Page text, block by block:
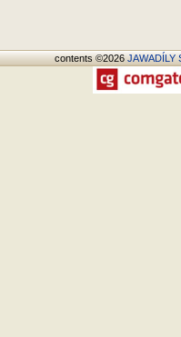
contents ©2026JAWADÍLY